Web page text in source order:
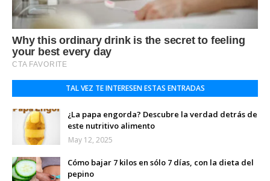
TAL VEZ TE INTERESEN ESTAS ENTRADAS
¿La papa engorda? Descubre la verdad detrás de
este nutritivo alimento
May 12, 2025
Cómo bajar 7 kilos en sólo 7 días, con la dieta del
pepino